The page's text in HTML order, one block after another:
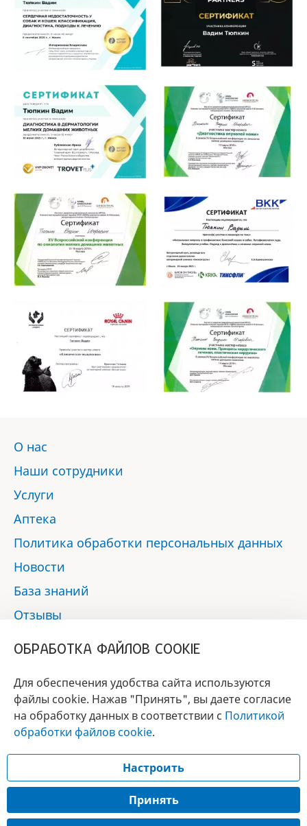
О нас
Наши сотрудники
Услуги
Аптека
Политика обработки персональных данных
Новости
База знаний
Отзывы
БРЕНД
ГОДА 2017 - 2019
© 2017 - 2026 «Альфа-вет»
Разработка сайта —
ОБРАБОТКА ФАЙЛОВ COOKIE
Для обеспечения удобства сайта используются
файлы cookie. Нажав "Принять", вы даете согласие
на обработку данных в соответствии с Политикой
обработки файлов cookie.
Настроить
Принять